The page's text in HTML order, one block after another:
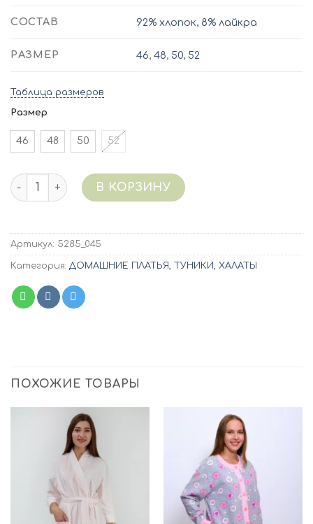
СОСТАВ 92% хлопок, 8% лайкра
РАЗМЕР 46,48, 50, 52
Таблица размеров
Размер
46 48 50 52
Количество 5285/045 (розовый холодный) Халат хб
В КОРЗИНУ
Артикул: 5285_045
Категория: ДОМАШНИЕ ПЛАТЬЯ, ТУНИКИ, ХАЛАТЫ
ПОХОЖИЕ ТОВАРЫ